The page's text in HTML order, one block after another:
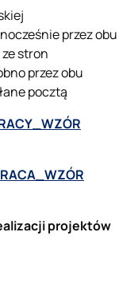
przez obu
stron
przez obu
pocztą
projektów